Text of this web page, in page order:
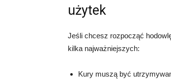
użytek
Jeśli chcesz rozpocząć
kilka najważniejszych:
Kury muszą być